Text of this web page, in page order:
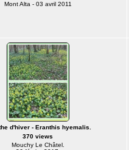
Mont Alta - 03 avril 2011
d'hiver - Eranthis hyemalis.
370 views
Mouchy Le Châtel.